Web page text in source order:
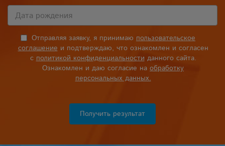
Отправляя заявку, я принимаю пользовательское
соглашениеи подтверждаю, что ознакомлен и согласен
сполитикой конфиденциальностиданного сайта.
Ознакомлен и даю согласие на обработку
персональных данных.
Получить результат